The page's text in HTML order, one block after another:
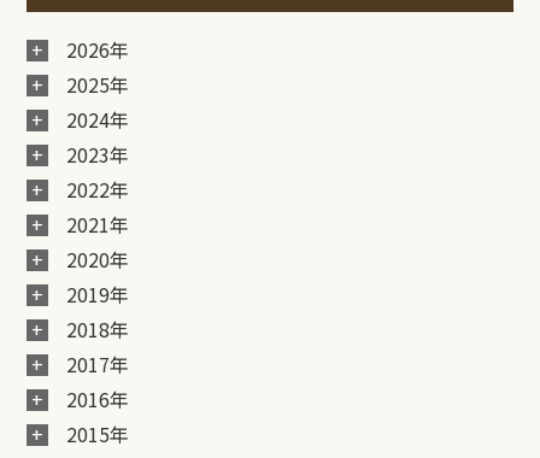
2026年
2025年
2024年
2023年
2022年
2021年
2020年
2019年
2018年
2017年
2016年
2015年